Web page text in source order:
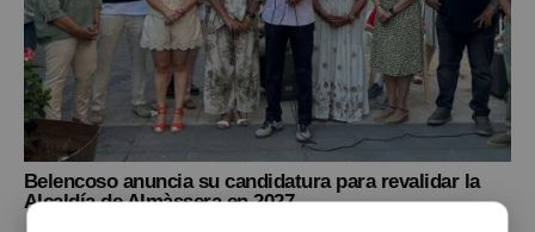
Belencoso anuncia su candidatura para revalidar la
Alcaldía de Almàssera en 2027